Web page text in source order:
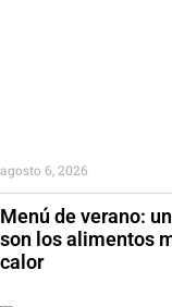
Menú de verano:
son los alimentos
calor
agosto 6, 2026